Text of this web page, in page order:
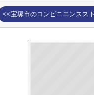
<<宝塚市のコンビニエンスス